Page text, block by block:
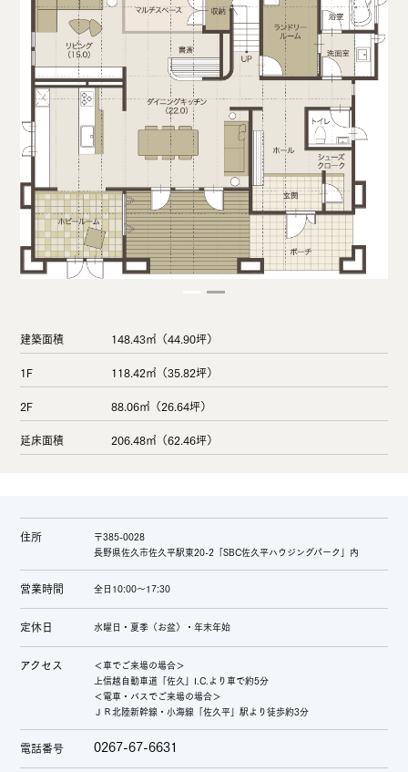
建築面積
148.43㎡（44.90坪）
1F
118.42㎡（35.82坪）
2F
88.06㎡（26.64坪）
延床面積
206.48㎡（62.46坪）
住所
〒385-0028
長野県佐久市佐久平駅東20-2「SBC佐久平ハウジングパーク」内
営業時間 全日10:00～17:30
定休日 水曜日・夏季（お盆）・年末年始
アクセス
＜車でご来場の場合＞
上信越自動車道「佐久」I.C.より車で約5分
＜電車・バスでご来場の場合＞
ＪＲ北陸新幹線・小海線「佐久平」駅より徒歩約3分
電話番号 0267-67-6631